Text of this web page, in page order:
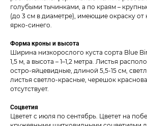
голубыми тычинками, а по краям –
(до 3 см в диаметре), имеющие окраску
ярко-синего.
Форма кроны и высота
Ширина низкорослого куста сорта Blue
1,5 м, а высота – 1–1,2 метра. Листья
остро-яйцевидные, длиной 5,5-15 см,
листья светло-красные, черешок
отсутствует.
Соцветия
Цветет с июля по сентябрь. Цветет на